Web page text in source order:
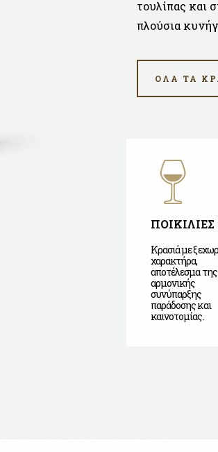
τουλίπας και
πλούσια
ΟΛΑ ΤΑ
ΠΟΙΚΙΛΙΕΣ
Κρασιά με
χαρακτήρα,
αποτέλεσμα της
αρμονικής
συνύπαρξης
παράδοσης και
καινοτομίας.